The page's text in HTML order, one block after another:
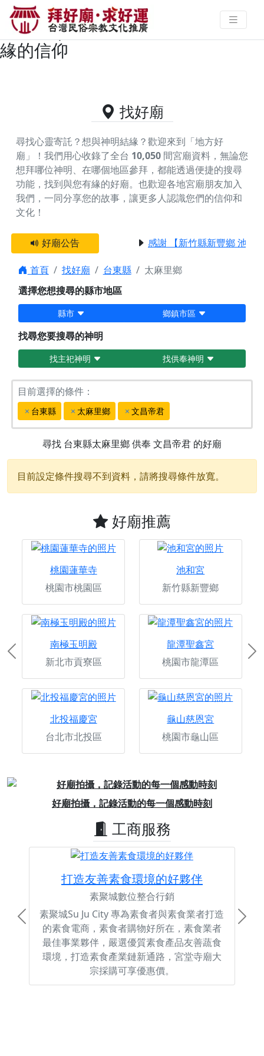
台東縣太麻里鄉供奉文昌帝君的好
廟資料｜拜好廟求好運 找到與您有
緣的信仰
找好廟
尋找心靈寄託？想與神明結緣？歡迎來到「地方好
廟」！我們用心收錄了全台 10,050 間宮廟資料，無論您
想拜哪位神明、在哪個地區參拜，都能透過便捷的搜尋
功能，找到與您有緣的好廟。 也歡迎各地宮廟朋友加入
我們，一同分享您的故事，讓更多人認識您們的信仰和
文化！
好廟公告 感謝 【新竹縣新豐鄉 池和
首頁 找好廟 台東縣
太麻里鄉
選擇您想搜尋的縣市地區
縣市 鄉鎮市區
找尋您要搜尋的神明
找主祀神明 找供奉神明
目前選擇的條件：
台東縣 太麻里鄉 文昌帝君
尋找 台東縣太麻里鄉供奉 文昌帝君 的好廟
目前設定條件搜尋不到資料，請將搜尋條件放寬。
好廟推薦
桃園蓮華寺
桃園市桃園區
池和宮
新竹縣新豐鄉
南極玉明殿
新北市貢寮區
龍潭聖鑫宮
桃園市龍潭區
北投福慶宮
台北市北投區
龜山慈恩宮
桃園市龜山區
Previous
好廟拍攝，記錄活動的每一個感動時刻
Previous
工商服務
打造友善素食環境的好夥伴
素聚城數位整合行銷
素聚城Su Ju City 專為素食者與素食業者打造
的素食電商，素食者購物好所在，素食業者
最佳事業夥伴，嚴選優質素食產品友善蔬食
環境，打造素食產業鏈新通路，宮堂寺廟大
宗採購可享優惠價。
Previous Next